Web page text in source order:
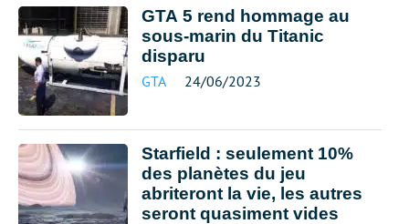
GTA 5 rend hommage au
sous-marin du Titanic
disparu
GTA 24/06/2023
Starfield : seulement 10%
des planètes du jeu
abriteront la vie, les autres
seront quasiment vides